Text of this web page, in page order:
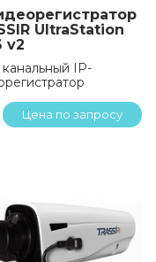
UltraStation
v2
канальный IP-
Цена по запросу